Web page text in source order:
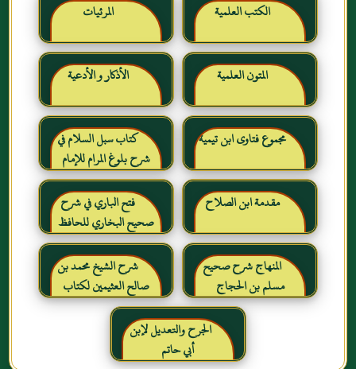
الكتب العلمية المرئيات
المتون العلمية الأذكار و الأدعية
مجموع فتاوى ابن تيمية
كتاب سبل السلام في
شرح بلوغ المرام للإمام
الصنعاني رحمه الله
مقدمة ابن الصلاح
فتح الباري في شرح
صحيح البخاري للحافظ
ابن حجر العسقلاني
المنهاج شرح صحيح
مسلم بن الحجاج
شرح الشيخ محمد بن
صالح العثيمين لكتاب
رياض الصالحين للإمام
النووي رحمهم الله تعالىالجرح والتعديل لإبن
أبي حاتم